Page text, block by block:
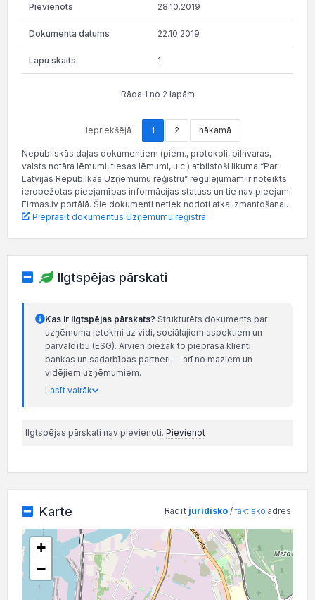
28.10.2019
22.10.2019
1
Rāda 1 no 2 lapām
iepriekšējā 1 2 nākamā
Nepubliskās daļas dokumentiem (piem., protokoli, pilnvaras,
valsts notāra lēmumi, tiesas lēmumi, u.c.) atbilstoši likuma “Par
Latvijas Republikas Uzņēmumu reģistru” regulējumam ir noteikts
ierobežotas pieejamības informācijas statuss un tie nav pieejami
Firmas.lv portālā. Šie dokumenti netiek nodoti atkalizmantošanai.
Pieprasīt dokumentus Uzņēmumu reģistrā
Ilgtspējas pārskati
Kas ir ilgtspējas pārskats? Strukturēts dokuments par
uzņēmuma ietekmi uz vidi, sociālajiem aspektiem un
pārvaldību (ESG). Arvien biežāk to pieprasa klienti,
bankas un sadarbības partneri — arī no maziem un
vidējiem uzņēmumiem.
Lasīt vairāk
Ilgtspējas pārskati nav pievienoti. Pievienot
Karte Rādīt juridisko /faktisko adresi
+
−